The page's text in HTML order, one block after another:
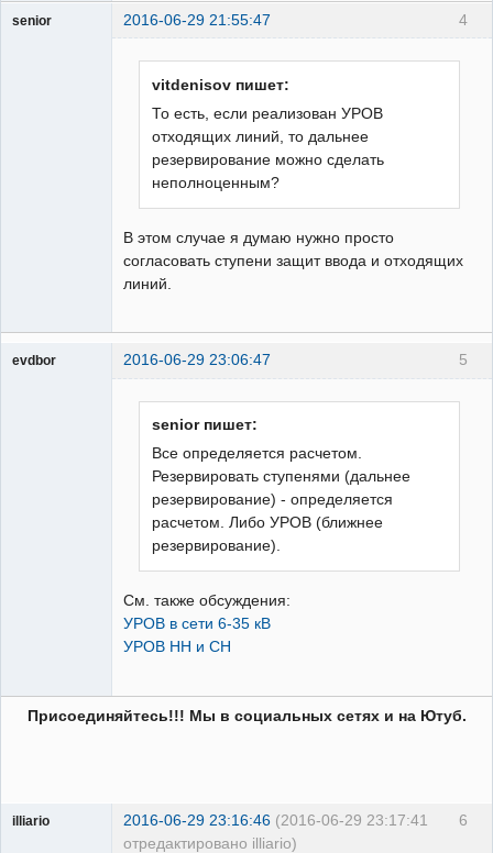
4
senior 2016-06-29 21:55:47
vitdenisov пишет:
То есть, если реализован УРОВ
отходящих линий, то дальнее
резервирование можно сделать
неполноценным?
В этом случае я думаю нужно просто
согласовать ступени защит ввода и отходящих
линий.
5
evdbor 2016-06-29 23:06:47
senior пишет:
Все определяется расчетом.
Резервировать ступенями (дальнее
резервирование) - определяется
расчетом. Либо УРОВ (ближнее
резервирование).
См. также обсуждения:
УРОВ в сети 6-35 кВ
УРОВ НН и СН
Присоединяйтесь!!! Мы в социальных сетях и на Ютуб.
6
illiario 2016-06-29 23:16:46 (2016-06-29 23:17:41
отредактировано illiario)